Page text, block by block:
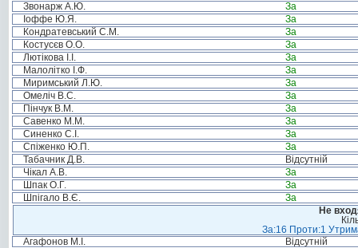
Звонарж А.Ю.
За
Іоффе Ю.Я.
За
Кондратевський С.М.
За
Костусєв О.О.
За
Лютікова І.І.
За
Малолітко І.Ф.
За
Миримський Л.Ю.
За
Омеліч В.С.
За
Пінчук В.М.
За
Савенко М.М.
За
Синенко С.І.
За
Спіженко Ю.П.
За
Табачник Д.В.
Відсутній
Чікал А.В.
За
Шпак О.Г.
За
Шпігало В.Є.
За
Не
За:16 Проти:1
Агафонов М.І.
Відсутній